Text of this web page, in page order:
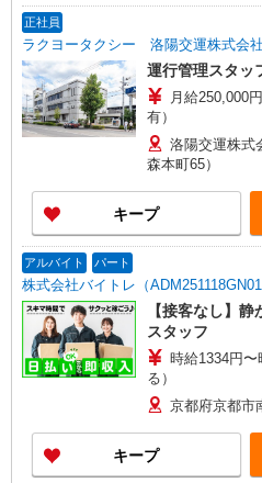
正社員
ラクヨータクシー 洛陽交運株式会社
運行管理スタッ
月給250,000
有）
洛陽交運株式
森本町65）
キープ
アルバイト パート
株式会社バイトレ（ADM251118GN01
【接客なし】
スタッフ
時給1334円
る）
京都府京都市
キープ